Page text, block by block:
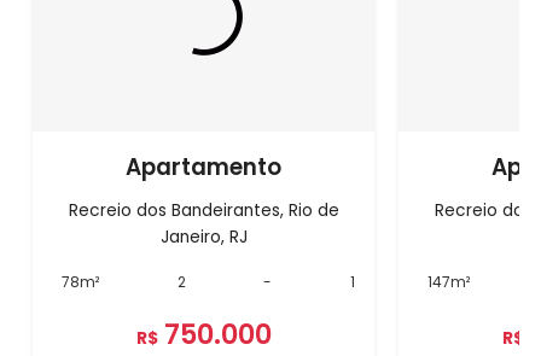
Apartamento
Recreio dos Bandeirantes, Rio de
Janeiro, RJ
78m² 2 - 1
R$ 750.000
Recreio dos
147m²
R$